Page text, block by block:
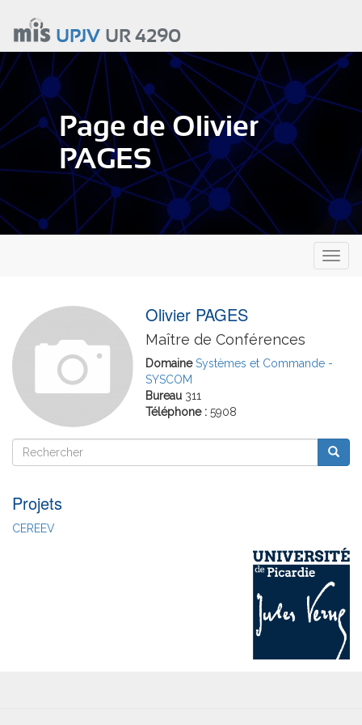
contenu
principal
UPJVUR 4290
Page de Olivier
PAGES
Olivier PAGES
Maître de Conférences
DomaineSystèmes et Commande -
SYSCOM
Bureau 311
Téléphone : 5908
Rechercher
Rechercher
Projets
CEREEV